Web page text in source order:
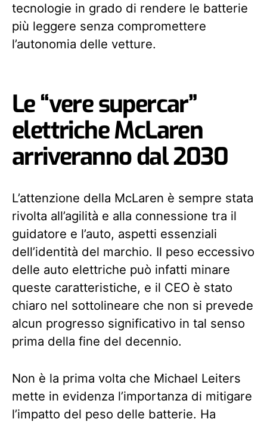
tecnologie in grado di rendere le batterie
più leggere senza compromettere
l’autonomia delle vetture.
Le “vere supercar”
elettriche McLaren
arriveranno dal 2030
L’attenzione della McLaren è sempre stata
rivolta all’agilità e alla connessione tra il
guidatore e l’auto, aspetti essenziali
dell’identità del marchio. Il peso eccessivo
delle auto elettriche può infatti minare
queste caratteristiche, e il CEO è stato
chiaro nel sottolineare che non si prevede
alcun progresso significativo in tal senso
prima della fine del decennio.
Non è la prima volta che Michael Leiters
mette in evidenza l’importanza di mitigare
l’impatto del peso delle batterie. Ha